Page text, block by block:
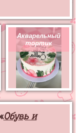
Акварельный
тортик
Обувь и